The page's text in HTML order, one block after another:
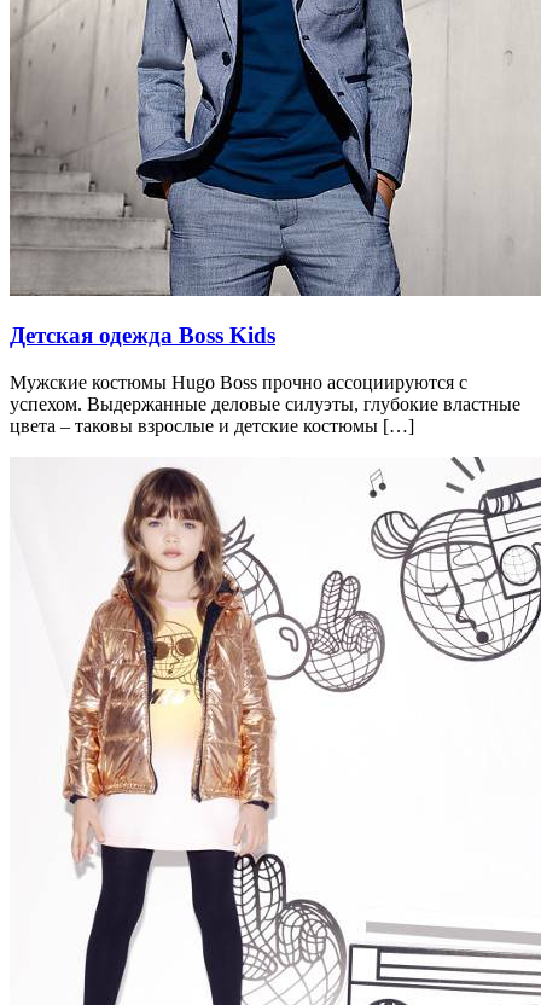
Детская одежда Boss Kids
Мужские костюмы Hugo Boss прочно ассоциируются с
успехом. Выдержанные деловые силуэты, глубокие властные
цвета – таковы взрослые и детские костюмы […]